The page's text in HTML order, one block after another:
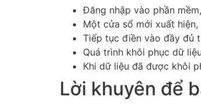
Đăng nhập vào phần
Một cửa sổ mới xuất
Tiếp tục điền vào đầy đủ
Quá trình khôi phục dữ
Khi dữ liệu đã được khôi
Lời khuyên để